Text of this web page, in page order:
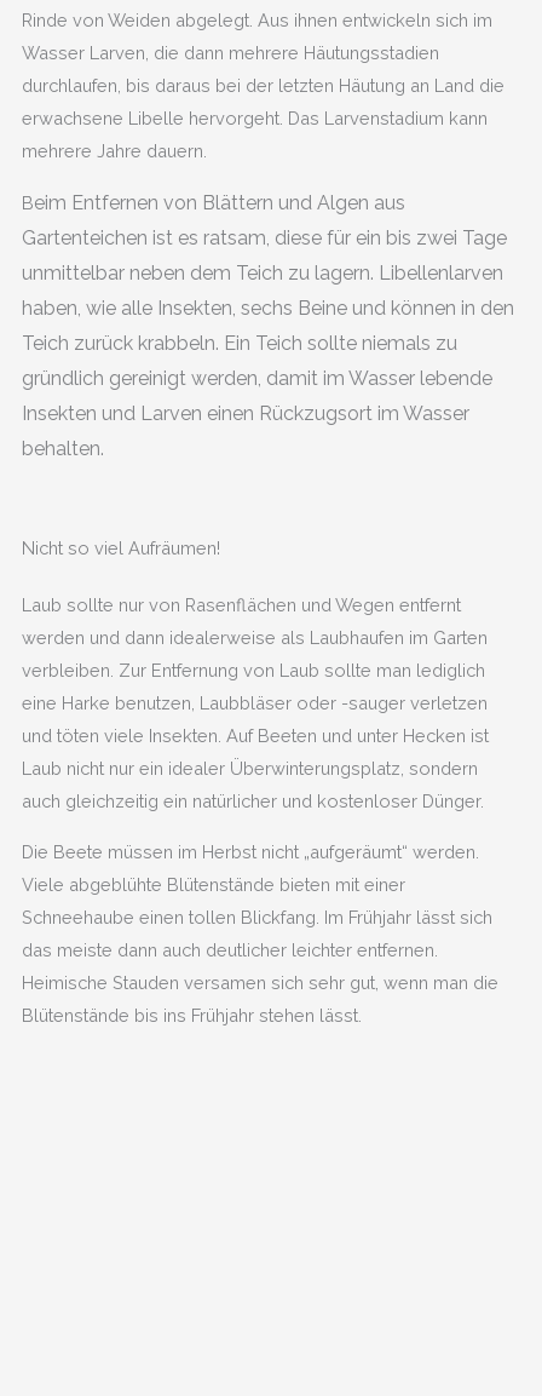
Rinde von Weiden abgelegt. Aus ihnen entwickeln sich im
Wasser Larven, die dann mehrere Häutungsstadien
durchlaufen, bis daraus bei der letzten Häutung an Land die
erwachsene Libelle hervorgeht. Das Larvenstadium kann
mehrere Jahre dauern.
Beim Entfernen von Blättern und Algen aus
Gartenteichen ist es ratsam, diese für ein bis zwei Tage
unmittelbar neben dem Teich zu lagern. Libellenlarven
haben, wie alle Insekten, sechs Beine und können in den
Teich zurück krabbeln. Ein Teich sollte niemals zu
gründlich gereinigt werden, damit im Wasser lebende
Insekten und Larven einen Rückzugsort im Wasser
behalten.
Nicht so viel Aufräumen!
Laub sollte nur von Rasenflächen und Wegen entfernt
werden und dann idealerweise als Laubhaufen im Garten
verbleiben. Zur Entfernung von Laub sollte man lediglich
eine Harke benutzen, Laubbläser oder -sauger verletzen
und töten viele Insekten. Auf Beeten und unter Hecken ist
Laub nicht nur ein idealer Überwinterungsplatz, sondern
auch gleichzeitig ein natürlicher und kostenloser Dünger.
Die Beete müssen im Herbst nicht „aufgeräumt“ werden.
Viele abgeblühte Blütenstände bieten mit einer
Schneehaube einen tollen Blickfang. Im Frühjahr lässt sich
das meiste dann auch deutlicher leichter entfernen.
Heimische Stauden versamen sich sehr gut, wenn man die
Blütenstände bis ins Frühjahr stehen lässt.